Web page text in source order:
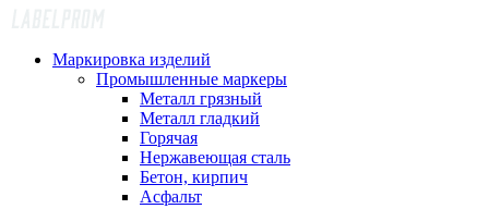
Маркировка изделий
Промышленные маркеры
Металл грязный
Металл гладкий
Горячая
Нержавеющая сталь
Бетон, кирпич
Асфальт